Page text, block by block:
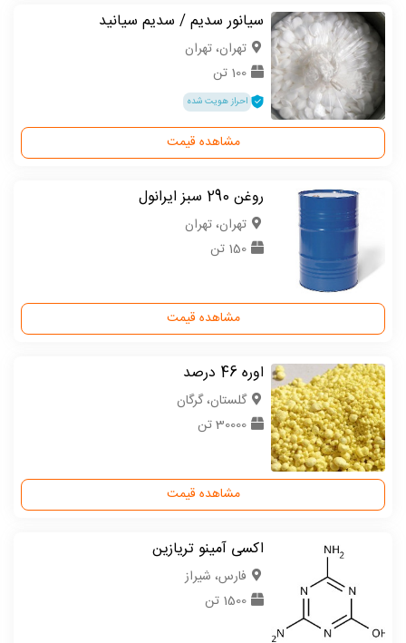
سیانور سدیم / سدیم سیانید
تهران، تهران
100 تن
احراز هویت شده
مشاهده قیمت
روغن 290 سبز ایرانول
تهران، تهران
150 تن
مشاهده قیمت
اوره 46 درصد
گلستان، گرگان
30000 تن
مشاهده قیمت
اکسی آمینو تریازین
فارس، شیراز
1500 تن